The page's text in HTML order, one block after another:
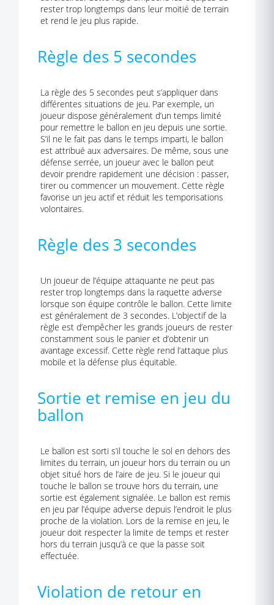
rester trop longtemps dans leur moitié de terrain
et rend le jeu plus rapide.
Règle des 5 secondes
La règle des 5 secondes peut s’appliquer dans
différentes situations de jeu. Par exemple, un
joueur dispose généralement d’un temps limité
pour remettre le ballon en jeu depuis une sortie.
S’il ne le fait pas dans le temps imparti, le ballon
est attribué aux adversaires. De même, sous une
défense serrée, un joueur avec le ballon peut
devoir prendre rapidement une décision : passer,
tirer ou commencer un mouvement. Cette règle
favorise un jeu actif et réduit les temporisations
volontaires.
Règle des 3 secondes
Un joueur de l’équipe attaquante ne peut pas
rester trop longtemps dans la raquette adverse
lorsque son équipe contrôle le ballon. Cette limite
est généralement de 3 secondes. L’objectif de la
règle est d’empêcher les grands joueurs de rester
constamment sous le panier et d’obtenir un
avantage excessif. Cette règle rend l’attaque plus
mobile et la défense plus équitable.
Sortie et remise en jeu du
ballon
Le ballon est sorti s’il touche le sol en dehors des
limites du terrain, un joueur hors du terrain ou un
objet situé hors de l’aire de jeu. Si le joueur qui
touche le ballon se trouve hors du terrain, une
sortie est également signalée. Le ballon est remis
en jeu par l’équipe adverse depuis l’endroit le plus
proche de la violation. Lors de la remise en jeu, le
joueur doit respecter la limite de temps et rester
hors du terrain jusqu’à ce que la passe soit
effectuée.
Violation de retour en